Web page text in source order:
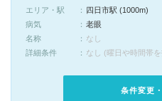
エリア・駅
四日市駅 (1000m)
病気
老眼
名称
なし
詳細条件
なし (曜日や時間帯
条件変更